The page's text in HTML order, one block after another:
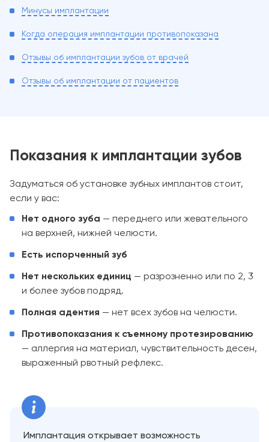
Минусы имплантации
Когда операция имплантации противопоказана
Отзывы об имплантации зубов от врачей
Отзывы об имплантации от пациентов
Показания к имплантации зубов
Задуматься об установке зубных имплантов стоит,
если у вас:
Нет одного зуба — переднего или жевательного
на верхней, нижней челюсти.
Есть испорченный зуб
Нет нескольких единиц — разрозненно или по 2, 3
и более зубов подряд.
Полная адентия — нет всех зубов на челюсти.
Противопоказания к съемному протезированию
— аллергия на материал, чувствительность десен,
выраженный рвотный рефлекс.
Имплантация открывает возможность